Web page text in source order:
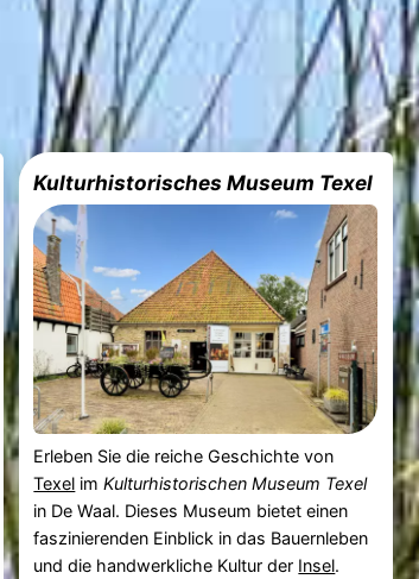
Kulturhistorisches Museum Texel
Erleben Sie die reiche Geschichte von
Texel imKulturhistorischen Museum Texel
in De Waal. Dieses Museum bietet einen
faszinierenden Einblick in das Bauernleben
und die handwerkliche Kultur der Insel.